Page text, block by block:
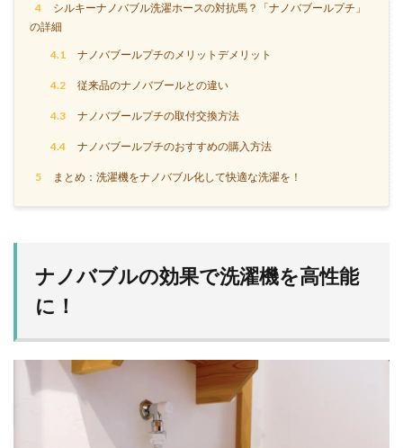
4
シルキーナノバブル洗濯ホースの対抗馬？「ナノバブールプチ」
の詳細
4.1 ナノバブールプチのメリットデメリット
4.2 従来品のナノバブールとの違い
4.3 ナノバブールプチの取付交換方法
4.4 ナノバブールプチのおすすめの購入方法
5 まとめ：洗濯機をナノバブル化して快適な洗濯を！
ナノバブルの効果で洗濯機を高性能
に！